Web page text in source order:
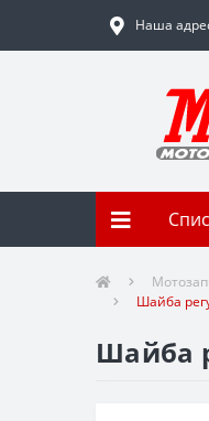
Наша
Шайба
Шайба